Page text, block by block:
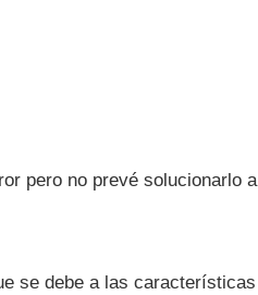
pero no prevé solucionarlo a
se debe a las caracterí­sticas